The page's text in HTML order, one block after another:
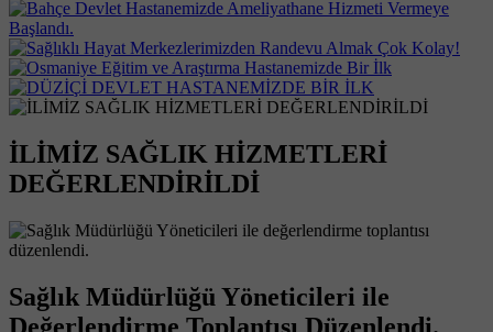
İLİMİZ SAĞLIK HİZMETLERİ
DEĞERLENDİRİLDİ
Sağlık Müdürlüğü Yöneticileri ile
Değerlendirme Toplantısı Düzenlendi.